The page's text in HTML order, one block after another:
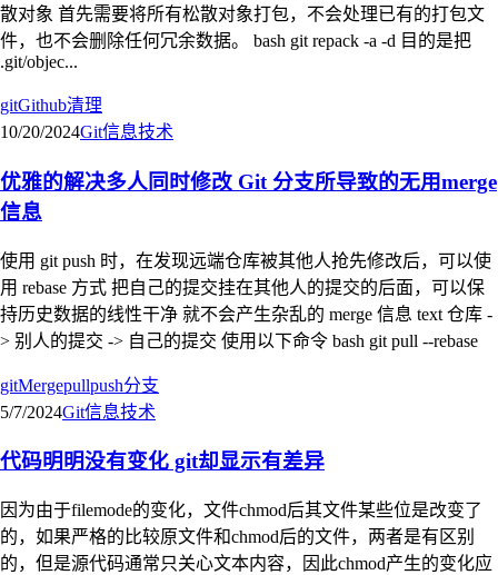
散对象 首先需要将所有松散对象打包，不会处理已有的打包文
件，也不会删除任何冗余数据。 bash git repack -a -d 目的是把
.git/objec...
gitGithub清理
10/20/2024Git信息技术
优雅的解决多人同时修改 Git 分支所导致的无用merge
信息
使用 git push 时，在发现远端仓库被其他人抢先修改后，可以使
用 rebase 方式 把自己的提交挂在其他人的提交的后面，可以保
持历史数据的线性干净 就不会产生杂乱的 merge 信息 text 仓库 -
> 别人的提交 -> 自己的提交 使用以下命令 bash git pull --rebase
gitMergepullpush分支
5/7/2024Git信息技术
代码明明没有变化 git却显示有差异
因为由于filemode的变化，文件chmod后其文件某些位是改变了
的，如果严格的比较原文件和chmod后的文件，两者是有区别
的，但是源代码通常只关心文本内容，因此chmod产生的变化应